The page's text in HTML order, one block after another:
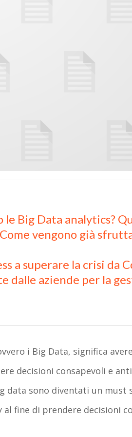
Big Data analytics?
vengono già
a superare la crisi da
dalle aziende per la
i Big Data, significa
decisioni consapevoli e
data sono diventati un must
fine di prendere decisioni